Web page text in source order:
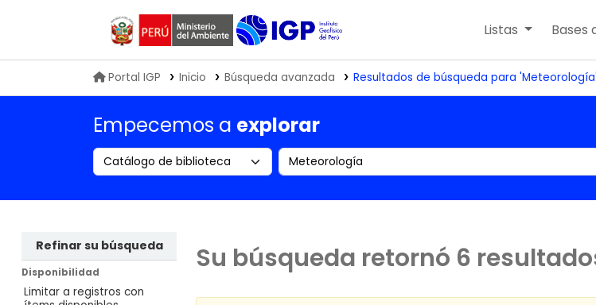
Biblioteca IGP
Listas Bases
Portal IGP Inicio Búsqueda avanzada Resultados de búsqueda para 'Meteorología'
Empecemos a explorar
Search the catalog by: Buscar en el catálogo por palabra clave
Refinar su búsqueda
Disponibilidad
Limitar a registros con
Su búsqueda retornó 6